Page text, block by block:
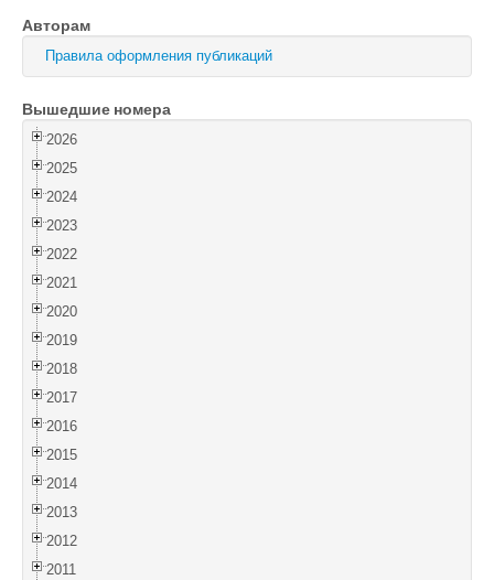
Оптика и спектроскопия
Поиск
Войти
Авторам
Правила оформления публикаций
Вышедшие номера
2026
2025
2024
2023
2022
2021
2020
2019
2018
2017
2016
2015
2014
2013
2012
2011